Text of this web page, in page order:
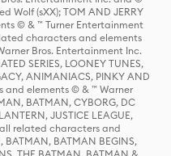
Wolf (sXX); TOM AND JERRY
© & ™ Turner Entertainment
characters and elements
Bros. Entertainment Inc.
SERIES, LOONEY TUNES,
ANIMANIACS, PINKY AND
and elements © & ™ Warner
BATMAN, CYBORG, DC
JUSTICE LEAGUE,
related characters and
BATMAN BEGINS,